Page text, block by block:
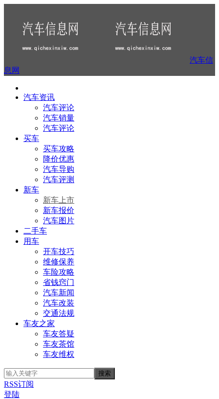
汽车信
息网
汽车资讯
汽车评论
汽车销量
汽车评论
买车
买车攻略
降价优惠
汽车导购
汽车评测
新车
新车上市
新车报价
汽车图片
二手车
用车
开车技巧
维修保养
车险攻略
省钱窍门
汽车新闻
汽车改装
交通法规
车友之家
车友答疑
车友茶馆
车友维权
RSS订阅
登陆